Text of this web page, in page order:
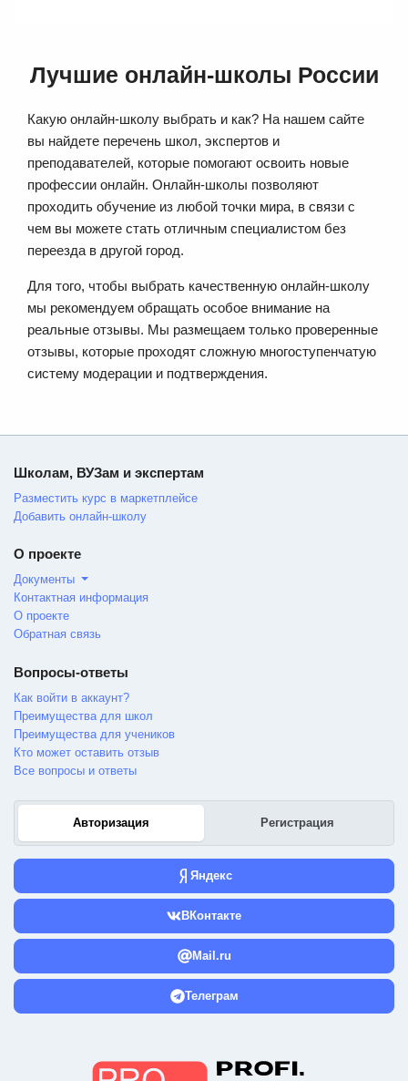
Лучшие онлайн-школы России
Какую онлайн-школу выбрать и как? На нашем сайте
вы найдете перечень школ, экспертов и
преподавателей, которые помогают освоить новые
профессии онлайн. Онлайн-школы позволяют
проходить обучение из любой точки мира, в связи с
чем вы можете стать отличным специалистом без
переезда в другой город.
Для того, чтобы выбрать качественную онлайн-школу
мы рекомендуем обращать особое внимание на
реальные отзывы. Мы размещаем только проверенные
отзывы, которые проходят сложную многоступенчатую
систему модерации и подтверждения.
Школам, ВУЗам и экспертам
Разместить курс в маркетплейсе
Добавить онлайн-школу
О проекте
Документы
Контактная информация
О проекте
Обратная связь
Вопросы-ответы
Как войти в аккаунт?
Преимущества для школ
Преимущества для учеников
Кто может оставить отзыв
Все вопросы и ответы
Авторизация Регистрация
Яндекс
ВКонтакте
Mail.ru
Телеграм